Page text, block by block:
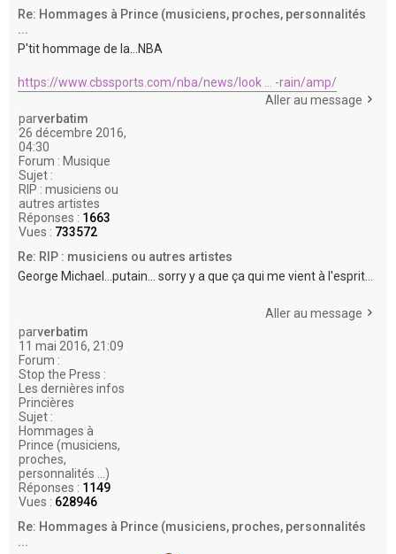
Re: Hommages à Prince (musiciens, proches, personnalités
...
P'tit hommage de la...NBA
https://www.cbssports.com/nba/news/look ... -rain/amp/
Aller au message
parverbatim
26 décembre 2016,
04:30
Forum : Musique
Sujet :
RIP : musiciens ou
autres artistes
Réponses : 1663
Vues : 733572
Re: RIP : musiciens ou autres artistes
George Michael...putain... sorry y a que ça qui me vient à l'esprit...
Aller au message
parverbatim
11 mai 2016, 21:09
Forum :
Stop the Press :
Les dernières infos
Princières
Sujet :
Hommages à
Prince (musiciens,
proches,
personnalités ...)
Réponses : 1149
Vues : 628946
Re: Hommages à Prince (musiciens, proches, personnalités
...